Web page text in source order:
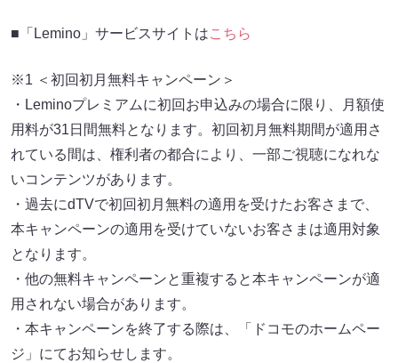
■「Lemino」サービスサイトはこちら
※1 ＜初回初月無料キャンペーン＞
・Leminoプレミアムに初回お申込みの場合に限り、月額使
用料が31日間無料となります。初回初月無料期間が適用さ
れている間は、権利者の都合により、一部ご視聴になれな
いコンテンツがあります。
・過去にdTVで初回初月無料の適用を受けたお客さまで、
本キャンペーンの適用を受けていないお客さまは適用対象
となります。
・他の無料キャンペーンと重複すると本キャンペーンが適
用されない場合があります。
・本キャンペーンを終了する際は、「ドコモのホームペー
ジ」にてお知らせします。